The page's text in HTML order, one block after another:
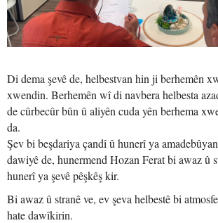
Di dema şevê de, helbestvan hin ji berhemên
xwendin. Berhemên wî di navbera helbesta
de cûrbecûr bûn û aliyên cuda yên berhema
da.
Şev bi beşdariya çandî û hunerî ya
dawiyê de, hunermend Hozan Ferat bi awaz û
hunerî ya şevê pêşkêş kir.
Bi awaz û stranê ve, ev şeva helbestê bi
hate dawîkirin.